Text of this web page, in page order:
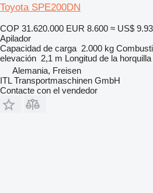
Toyota SPE200DN
COP 31.620.000 EUR 8.600 ≈ US$
Apilador
Capacidad de carga 2.000 kg
elevación 2,1 m Longitud de la horquilla
Alemania, Freisen
ITL Transportmaschinen GmbH
Contacte con el vendedor